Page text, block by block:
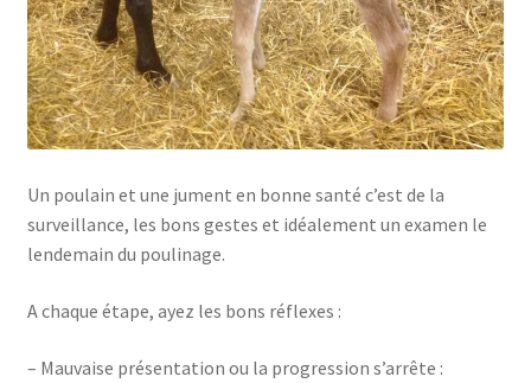
Un poulain et une jument en bonne santé c’est de la
surveillance, les bons gestes et idéalement un examen le
lendemain du poulinage.
A chaque étape, ayez les bons réflexes :
– Mauvaise présentation ou la progression s’arrête :